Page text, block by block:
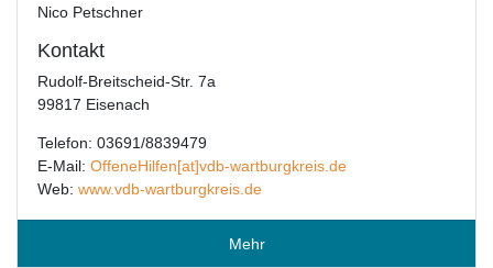
Nico Petschner
Kontakt
Rudolf-Breitscheid-Str. 7a
99817 Eisenach
Telefon: 03691/8839479
E-Mail: OffeneHilfen[at]vdb-wartburgkreis.de
Web: www.vdb-wartburgkreis.de
Mehr